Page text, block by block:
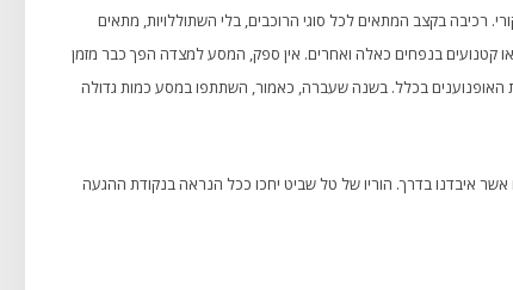
רכיבה בקצב המתאים לכל סוגי הרוכבים, בלי השתוללויות, מתאים
או קטנועים בנפחים כאלה ואחרים. אין ספק, המסע למצדה הפך כבר מזמן
האופנוענים בכלל. בשנה שעברה, כאמור, השתתפו במסע כמות גדולה
איבדנו בדרך. הוריו של טל שביט יחכו ככל הנראה בנקודת ההגעה